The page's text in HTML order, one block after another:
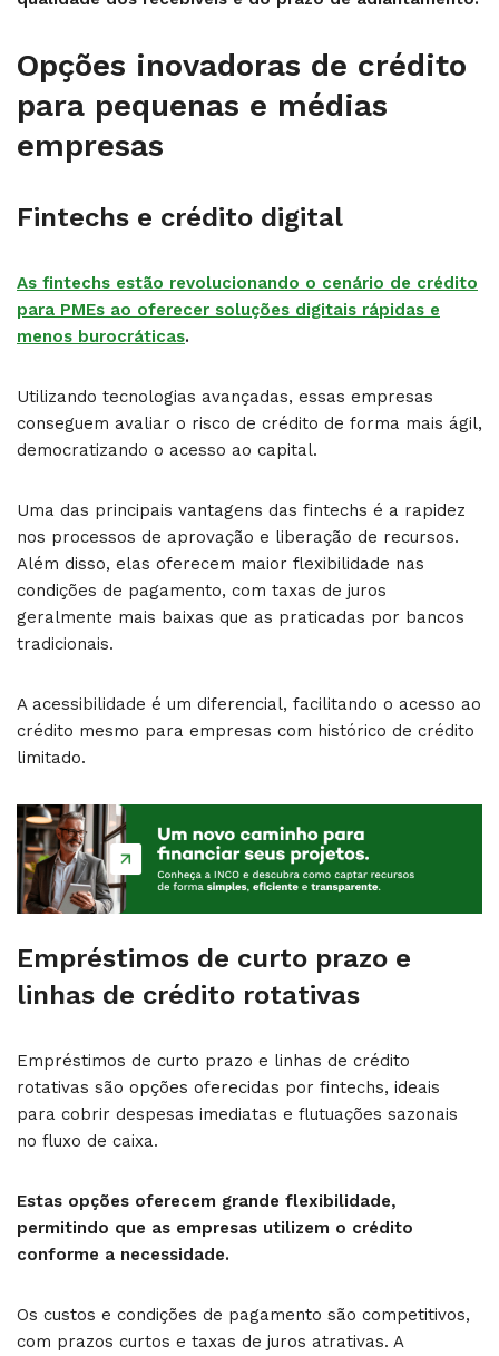
Opções inovadoras de crédito
para pequenas e médias
empresas
Fintechs e crédito digital
As fintechs estão revolucionando o cenário de crédito
para PMEs ao oferecer soluções digitais rápidas e
menos burocráticas.
Utilizando tecnologias avançadas, essas empresas
conseguem avaliar o risco de crédito de forma mais ágil,
democratizando o acesso ao capital.
Uma das principais vantagens das fintechs é a rapidez
nos processos de aprovação e liberação de recursos.
Além disso, elas oferecem maior flexibilidade nas
condições de pagamento, com taxas de juros
geralmente mais baixas que as praticadas por bancos
tradicionais.
A acessibilidade é um diferencial, facilitando o acesso ao
crédito mesmo para empresas com histórico de crédito
limitado.
Empréstimos de curto prazo e
linhas de crédito rotativas
Empréstimos de curto prazo e linhas de crédito
rotativas são opções oferecidas por fintechs, ideais
para cobrir despesas imediatas e flutuações sazonais
no fluxo de caixa.
Estas opções oferecem grande flexibilidade,
permitindo que as empresas utilizem o crédito
conforme a necessidade.
Os custos e condições de pagamento são competitivos,
com prazos curtos e taxas de juros atrativas. A